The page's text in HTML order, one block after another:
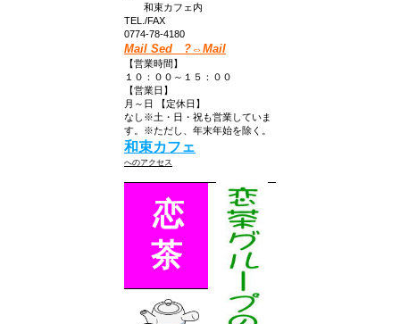
和束カフェ内
TEL./FAX
0774-78-4180
Mail Sed ?⇔Mail
【営業時間】
１０：００～１５：００
【営業日】
月～日 【定休日】
なし※土・日・祝も営業していま
す。※ただし、年末年始を除く。
和束カフェ
へのアクセス
恋
茶